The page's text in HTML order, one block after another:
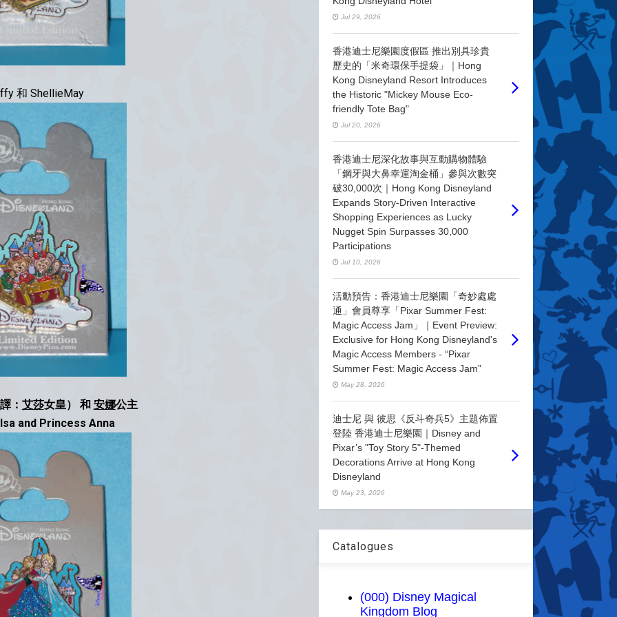
和 ShellieMay
： 艾莎女皇） 和 安娜公主
and Princess Anna
Jul 29, 2026
香港迪士尼樂園度假區 推出別具珍貴
歷史的「米奇環保手提袋」｜Hong
Kong Disneyland Resort Introduces
the Historic "Mickey Mouse Eco-
friendly Tote Bag"
Jul 20, 2026
香港迪士尼深化故事與互動購物體驗
「鋼牙與大鼻幸運淘金桶」參與次數突
破30,000次｜Hong Kong Disneyland
Expands Story-Driven Interactive
Shopping Experiences as Lucky
Nugget Spin Surpasses 30,000
Participations
Jul 10, 2026
活動預告：香港迪士尼樂園「奇妙處處
通」會員尊享「Pixar Summer Fest:
Magic Access Jam」｜Event Preview:
Exclusive for Hong Kong Disneyland's
Magic Access Members - “Pixar
Summer Fest: Magic Access Jam”
May 28, 2026
迪士尼 與 彼思《反斗奇兵5》主題佈置
登陸 香港迪士尼樂園｜Disney and
Pixar’s "Toy Story 5"-Themed
Decorations Arrive at Hong Kong
Disneyland
May 23, 2026
Catalogues
(000) Disney Magical
Kingdom Blog